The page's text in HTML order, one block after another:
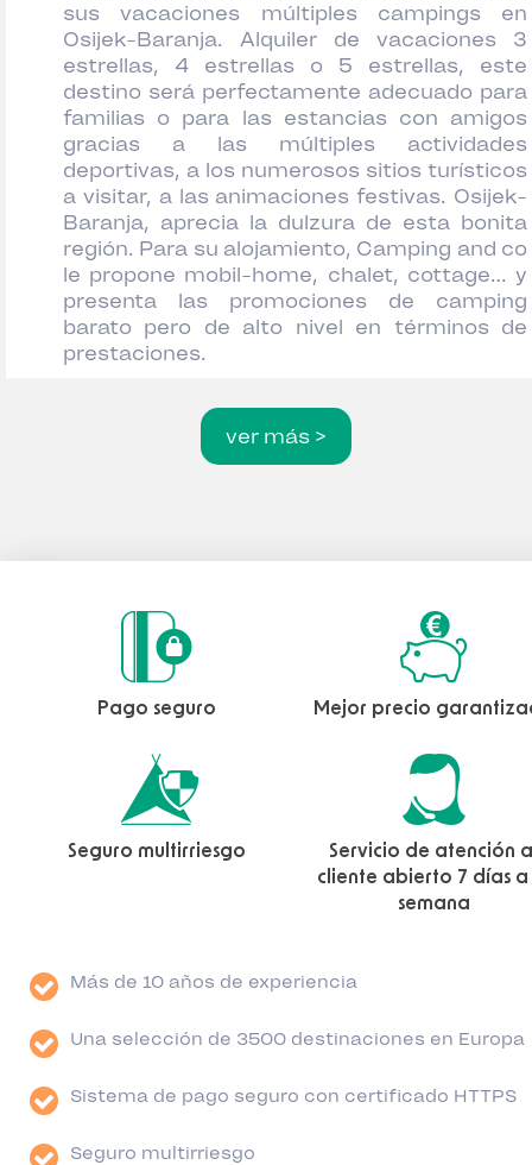
sus vacaciones múltiples campings en
Osijek-Baranja. Alquiler de vacaciones 3
estrellas, 4 estrellas o 5 estrellas, este
destino será perfectamente adecuado para
familias o para las estancias con amigos
gracias a las múltiples actividades
deportivas, a los numerosos sitios turísticos
a visitar, a las animaciones festivas. Osijek-
Baranja, aprecia la dulzura de esta bonita
región. Para su alojamiento, Camping and co
le propone mobil-home, chalet, cottage… y
presenta las promociones de camping
barato pero de alto nivel en términos de
prestaciones.
ver más >
Pago seguro Mejor precio
Seguro multirriesgo
Servicio de atención
cliente abierto 7 días a
semana
Más de 10 años de experiencia
Una selección de 3500 destinaciones en Europa
Sistema de pago seguro con certificado HTTPS
Seguro multirriesgo